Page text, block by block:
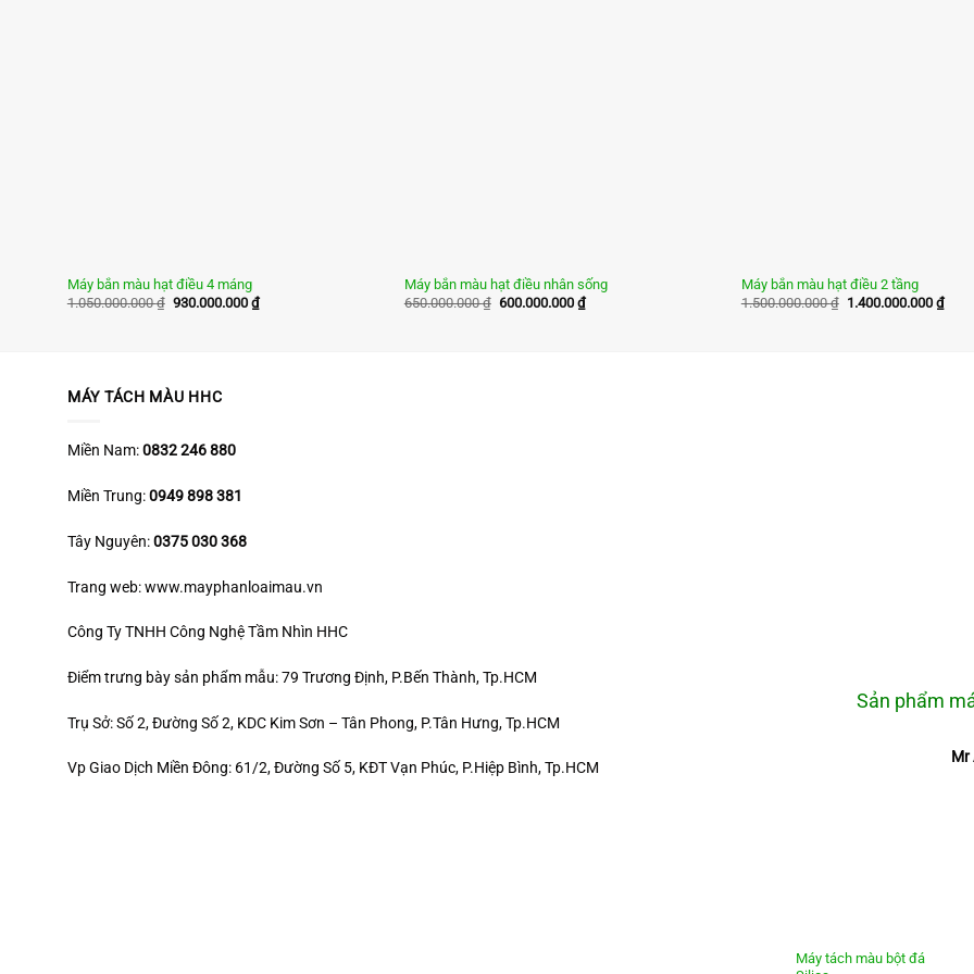
Máy bắn màu hạt điều 4 máng
1.050.000.000₫ Giá
930.000.000 ₫Giá
hiện
Máy bắn màu hạt điều nhân sống
650.000.000₫ Giá
600.000.000 ₫Giá
hiện
Máy bắn màu hạt điều 2 tầng
1.500.000.000₫ Giá
1.400.000.000 ₫Giá
hiện
MÁY TÁCH MÀU HHC
Miền Nam:0832 246 880
Miền Trung:0949 898 381
Tây Nguyên:0375 030 368
Trang web: www.mayphanloaimau.vn
Công Ty TNHH Công Nghệ Tầm Nhìn HHC
Điểm trưng bày sản phẩm mẫu: 79 Trương Định, P.Bến Thành, Tp.HCM
Trụ Sở: Số 2, Đường Số 2, KDC Kim Sơn – Tân Phong, P.Tân Hưng, Tp.HCM
Vp Giao Dịch Miền Đông: 61/2, Đường Số 5, KĐT Vạn Phúc, P.Hiệp Bình, Tp.HCM
Sản phẩm
Mr
Máy tách màu bột đá